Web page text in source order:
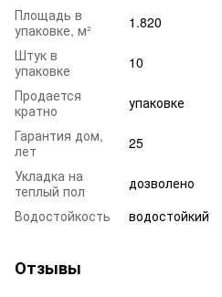
Площадь в
упаковке, м²
1.820
Штук в
упаковке
10
Продается
кратно
упаковке
Гарантия дом,
лет
25
Укладка на
теплый пол
дозволено
Водостойкость
водостойкий
Отзывы